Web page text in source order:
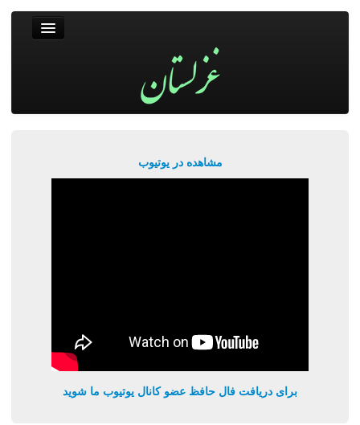
مشاهده در یوتیوب
برای دریافت فال حافظ عضو کانال یوتیوب ما شوید